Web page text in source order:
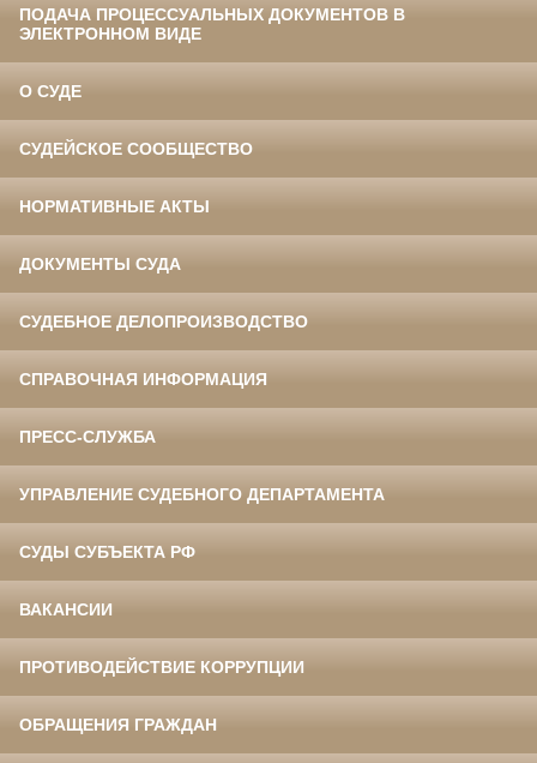
ПОДАЧА ПРОЦЕССУАЛЬНЫХ ДОКУМЕНТОВ В
ЭЛЕКТРОННОМ ВИДЕ
О СУДЕ
СУДЕЙСКОЕ СООБЩЕСТВО
НОРМАТИВНЫЕ АКТЫ
ДОКУМЕНТЫ СУДА
СУДЕБНОЕ ДЕЛОПРОИЗВОДСТВО
СПРАВОЧНАЯ ИНФОРМАЦИЯ
ПРЕСС-СЛУЖБА
УПРАВЛЕНИЕ СУДЕБНОГО ДЕПАРТАМЕНТА
СУДЫ СУБЪЕКТА РФ
ВАКАНСИИ
ПРОТИВОДЕЙСТВИЕ КОРРУПЦИИ
ОБРАЩЕНИЯ ГРАЖДАН